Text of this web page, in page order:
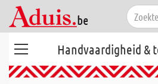
Handvaardigheid &